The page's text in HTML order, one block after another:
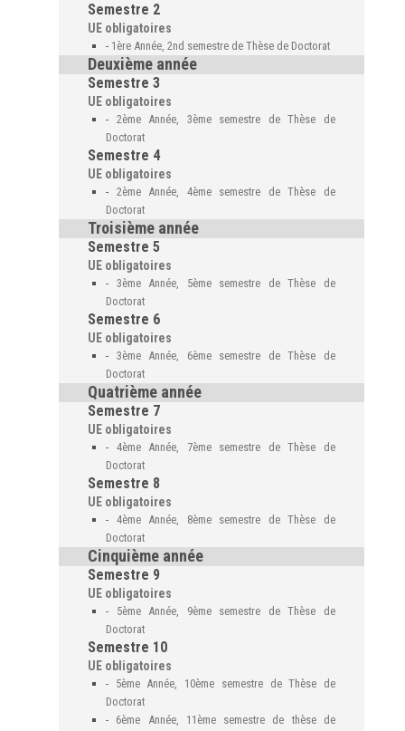
Semestre 2
UE obligatoires
- 1ère Année, 2nd semestre de Thèse de Doctorat
Deuxième année
Semestre 3
UE obligatoires
- 2ème Année, 3ème semestre de Thèse de
Doctorat
Semestre 4
UE obligatoires
- 2ème Année, 4ème semestre de Thèse de
Doctorat
Troisième année
Semestre 5
UE obligatoires
- 3ème Année, 5ème semestre de Thèse de
Doctorat
Semestre 6
UE obligatoires
- 3ème Année, 6ème semestre de Thèse de
Doctorat
Quatrième année
Semestre 7
UE obligatoires
- 4ème Année, 7ème semestre de Thèse de
Doctorat
Semestre 8
UE obligatoires
- 4ème Année, 8ème semestre de Thèse de
Doctorat
Cinquième année
Semestre 9
UE obligatoires
- 5ème Année, 9ème semestre de Thèse de
Doctorat
Semestre 10
UE obligatoires
- 5ème Année, 10ème semestre de Thèse de
Doctorat
- 6ème Année, 11ème semestre de thèse de